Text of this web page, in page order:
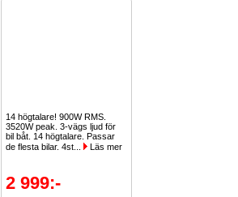
14 högtalare! 900W RMS.
3520W peak. 3-vägs ljud för
bil båt. 14 högtalare. Passar
de flesta bilar. 4st...
Läs mer
2 999:-